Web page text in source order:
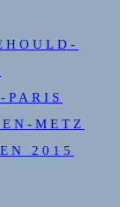
METZ
2015